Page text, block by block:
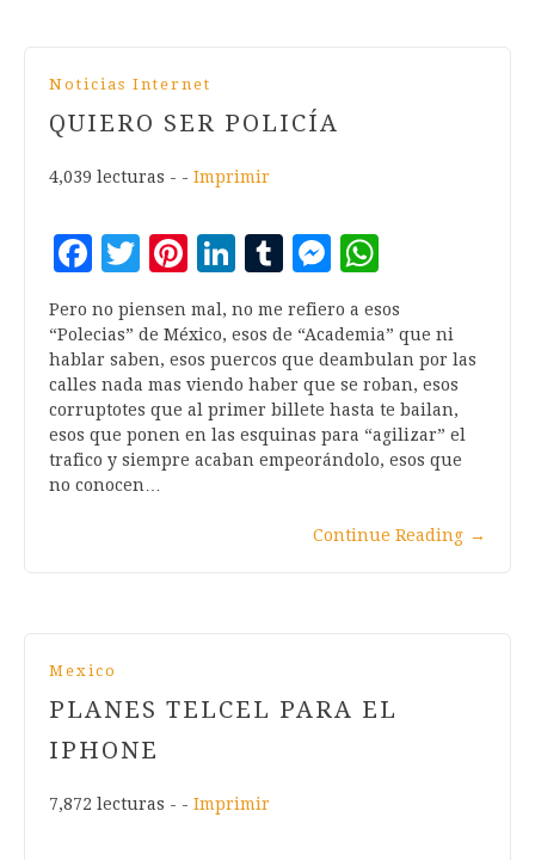
Noticias Internet
QUIERO SER POLICÍA
4,039 lecturas - - Imprimir
Facebook
Twitter
Pinterest
LinkedIn
Tumblr
Messenger
Pero no piensen mal, no me refiero a esos
“Polecias” de México, esos de “Academia” que ni
hablar saben, esos puercos que deambulan por las
calles nada mas viendo haber que se roban, esos
corruptotes que al primer billete hasta te bailan,
esos que ponen en las esquinas para “agilizar” el
trafico y siempre acaban empeorándolo, esos que
no conocen…
Continue Reading →
Mexico
PLANES TELCEL PARA EL
IPHONE
7,872 lecturas - - Imprimir